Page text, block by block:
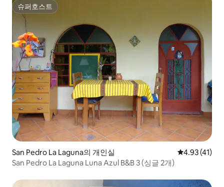
슈퍼호스트
슈퍼호스트
San Pedro La Laguna의 개인실 평점 4.93점
4.93 (41)
San Pedro La Laguna Luna Azul B&B 3 (싱글 2개)